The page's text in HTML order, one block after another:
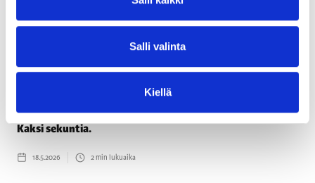
Salli valinta
Kiellä
Kaksi sekuntia.
18.5.2026 2min lukuaika